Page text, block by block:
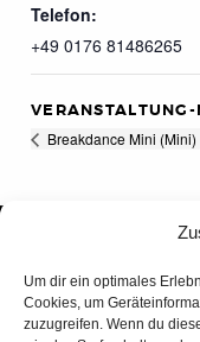
Um dir ein optimales
Cookies, um
zuzugreifen. Wenn du
Telefon:
+49 0176 81486265
Breakdance Mini (Mini)